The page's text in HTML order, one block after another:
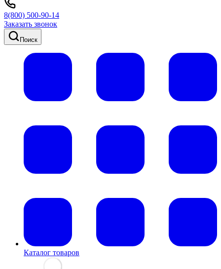
8(800) 500-90-14
Заказать звонок
Поиск
Каталог товаров